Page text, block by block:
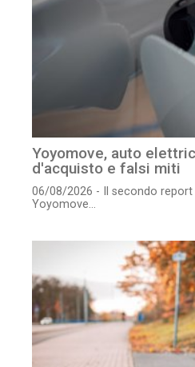
Yoyomove, auto
d'acquisto e falsi miti
06/08/2026 - Il secondo
Yoyomove...